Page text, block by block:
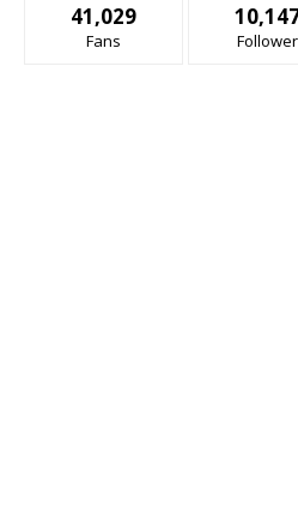
41,029
Fans Follower